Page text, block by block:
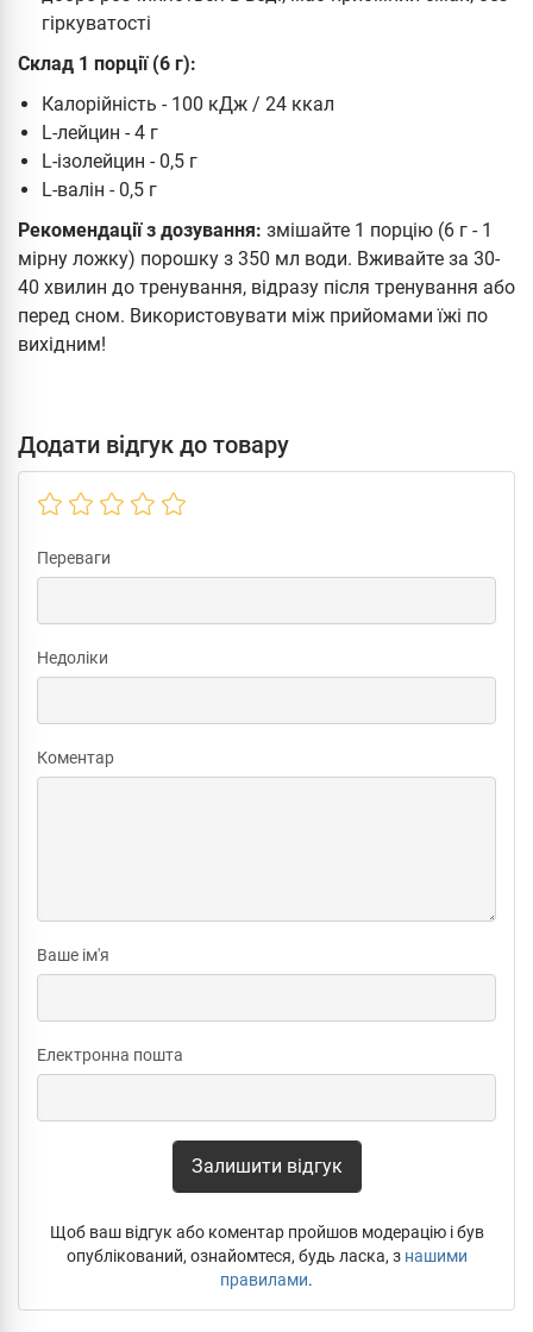
гіркуватості
Склад 1 порції (6 г):
Калорійність - 100 кДж / 24 ккал
L-лейцин - 4 г
L-ізолейцин - 0,5 г
L-валін - 0,5 г
Рекомендації з дозування: змішайте 1 порцію (6 г - 1
мірну ложку) порошку з 350 мл води. Вживайте за 30-
40 хвилин до тренування, відразу після тренування або
перед сном. Використовувати між прийомами їжі по
вихідним!
Додати відгук до товару
Переваги
Недоліки
Коментар
Ваше ім'я
Електронна пошта
Залишити відгук
Щоб ваш відгук або коментар пройшов модерацію і був
опублікований, ознайомтеся, будь ласка, з нашими
правилами.